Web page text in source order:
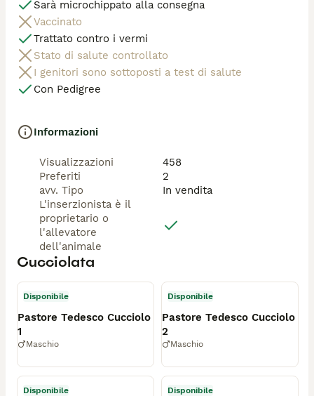
*Affisso dell'Allevamento
Possibile Consegna a domicilio con mezzi autorizzati
Cucciolo veramente importanti no perditempo
contattare se realmente interessati telefonicamente o
whatsapp al 3201535731
Sarà microchippato alla consegna
Vaccinato
Trattato contro i vermi
Stato di salute controllato
I genitori sono sottoposti a test di salute
Con Pedigree
Informazioni
Visualizzazioni
458
Preferiti
2
avv. Tipo
In vendita
L'inserzionista è il
proprietario o
l'allevatore
dell'animale
Cucciolata
Disponibile
Pastore Tedesco Cucciolo
1
Maschio
Disponibile
Pastore Tedesco Cucciolo
2
Maschio
Disponibile Disponibile